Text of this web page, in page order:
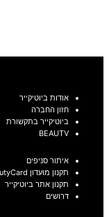
אודות ביוטיקייר
חזון החברה
ביוטיקייר בתקשורת
BEAUTV
איתור סניפים
תקנון מועדון BeautyCard
תקנון אתר ביוטיקייר
דרושים